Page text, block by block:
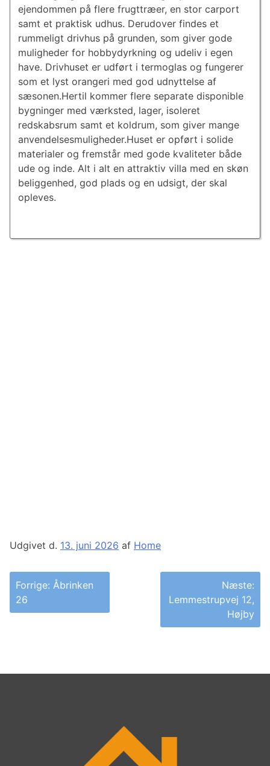
ejendommen på flere frugttræer, en stor carport
samt et praktisk udhus. Derudover findes et
rummeligt drivhus på grunden, som giver gode
muligheder for hobbydyrkning og udeliv i egen
have. Drivhuset er udført i termoglas og fungerer
som et lyst orangeri med god udnyttelse af
sæsonen.Hertil kommer flere separate disponible
bygninger med værksted, lager, isoleret
redskabsrum samt et koldrum, som giver mange
anvendelsesmuligheder.Huset er opført i solide
materialer og fremstår med gode kvaliteter både
ude og inde. Alt i alt en attraktiv villa med en skøn
beliggenhed, god plads og en udsigt, der skal
opleves.
Udgivet d. 13. juni 2026 af Home
Indlægsnavigation
Forrige: Åbrinken
26
Næste:
Lemmestrupvej 12,
Højby